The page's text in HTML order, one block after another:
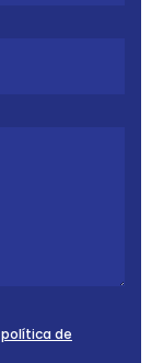
política de